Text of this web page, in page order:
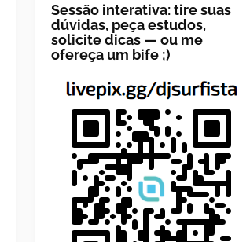
Sessão interativa: tire suas
dúvidas, peça estudos,
solicite dicas — ou me
ofereça um bife ;)